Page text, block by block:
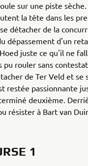
sur une piste
la tête dans les
détacher de la
dépassement d'un
juste ce qu'il ne
pu rouler sans
de Ter Veld et
restée passionnante
deuxième.
résister à Bart van
1